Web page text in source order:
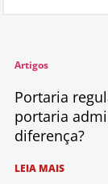
Artigos
Portaria
portaria
diferença?
LEIA MAIS